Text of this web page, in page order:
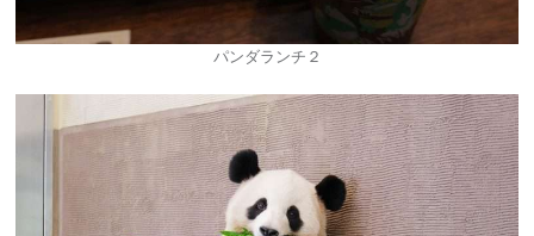
パンダランチ２